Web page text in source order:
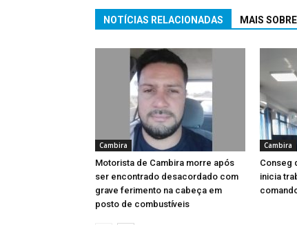
NOTÍCIAS RELACIONADAS MAIS
Cambira
Motorista de Cambira morre após
ser encontrado desacordado com
grave ferimento na cabeça em
posto de combustíveis
Cambira
Conseg
inicia